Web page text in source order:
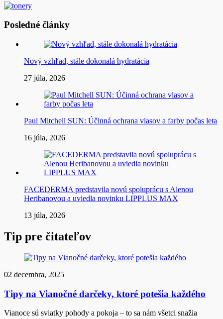
Posledné články
Nový vzhľad, stále dokonalá hydratácia
27 júla, 2026
Paul Mitchell SUN: Účinná ochrana vlasov a farby počas leta
16 júla, 2026
FACEDERMA predstavila novú spoluprácu s Alenou
Heribanovou a uviedla novinku LIPPLUS MAX
13 júla, 2026
Tip pre čitateľov
02 decembra, 2025
Tipy na Vianočné darčeky, ktoré potešia každého
Vianoce sú sviatky pohody a pokoja – to sa nám všetci snažia